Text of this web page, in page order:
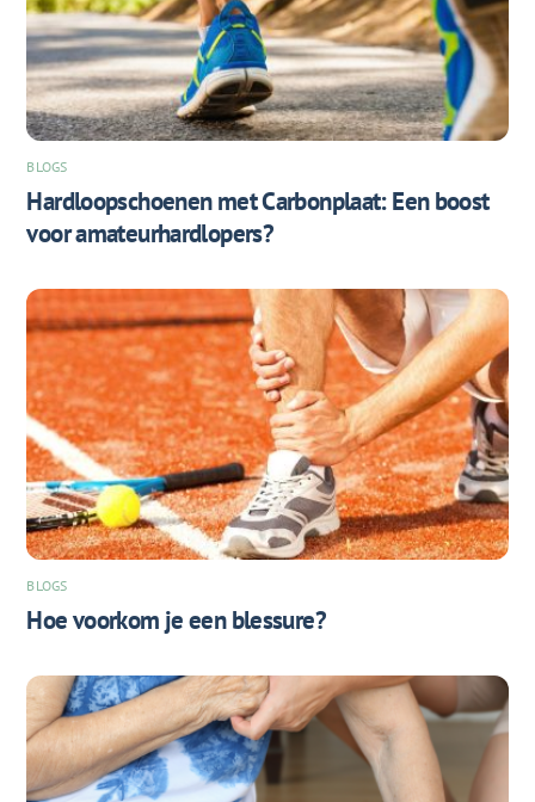
BLOGS
Hardloopschoenen met Carbonplaat: Een boost
voor amateurhardlopers?
BLOGS
Hoe voorkom je een blessure?